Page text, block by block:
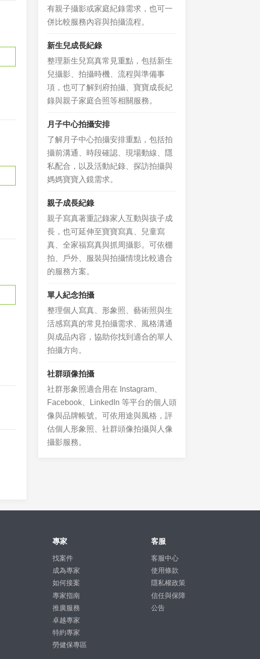
有親子攝影或家庭紀錄需求，也可一
併比較服務內容與拍攝流程。
新生兒成長紀錄
整理新生兒寫真常見重點，包括新生
兒攝影、拍攝時機、流程與準備事
項，也可了解到府拍攝、寶寶成長紀
錄與親子家庭合照等相關服務。
月子中心拍攝安排
了解月子中心拍攝安排重點，包括拍
攝前溝通、時段確認、現場動線、隱
私配合，以及活動紀錄、探訪拍攝與
媽媽寶寶入鏡需求。
親子成長紀錄
親子寫真著重記錄家人互動與孩子成
長，也可延伸至寶寶寫真、兒童寫
真、全家福寫真與抓周攝影。可依棚
拍、戶外、服裝與拍攝情境比較適合
的服務方案。
單人紀念拍攝
整理個人寫真、形象照、藝術照與生
活感寫真的常見拍攝需求、風格溝通
與成品內容，協助你找到適合的單人
拍攝方向。
社群頭像拍攝
社群形象照適合用在 Instagram、
Facebook、LinkedIn 等平台的個人頭
像與品牌帳號。可依用途與風格，評
估個人形象照、社群頭像拍攝與人像
攝影服務。
專家
找案件
成為專家
如何接案
專家指南
推廣服務
卓越專家
特約專家
勞健保專區
客服
客服中心
使用條款
隱私權政策
信任與保障
公告